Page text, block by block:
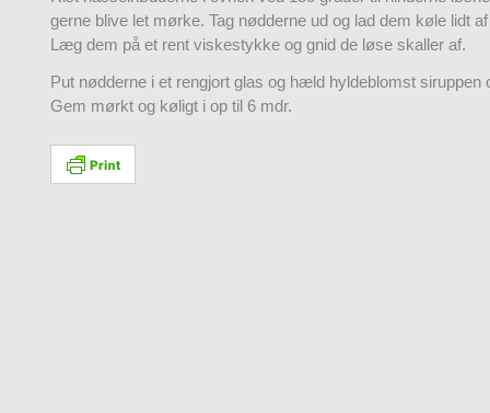
gerne blive let mørke. Tag nødderne ud og lad dem køle lidt
Læg dem på et rent viskestykke og gnid de løse skaller af.
Put nødderne i et rengjort glas og hæld hyldeblomst siruppen
Gem mørkt og køligt i op til 6 mdr.